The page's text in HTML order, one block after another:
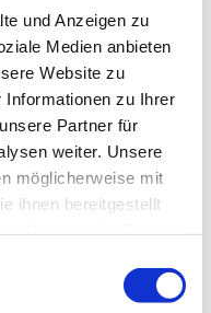
und Anzeigen zu
Medien anbieten
Website zu
Informationen zu Ihrer
Partner für
weiter. Unsere
möglicherweise mit
ihnen bereitgestellt
für die
wappnen wollen.
geeignet. Dort
Erfahrungen der
Seite die
nutzen und